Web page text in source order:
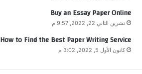
Buy an Essay Paper Online
تشرين الثاني 22, 2022, 9:57 م
How to Find the Best Paper Writing Service
كانون الأول 5, 2022, 3:02 م